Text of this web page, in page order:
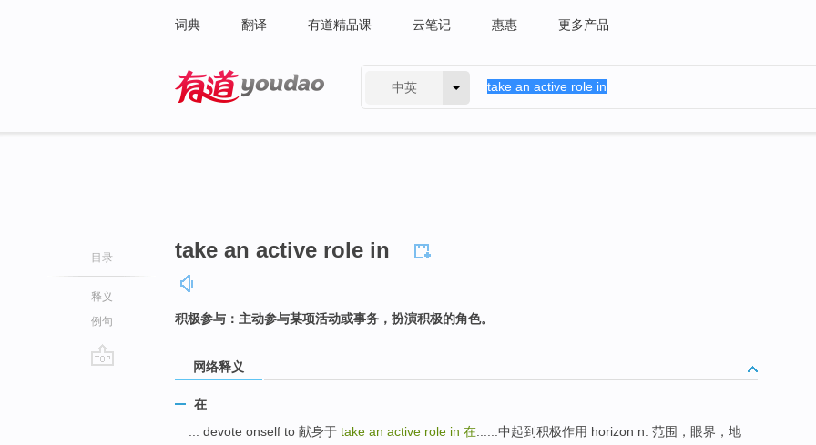
词典 翻译 有道精品课 云笔记 惠惠 更多产品
中英
目录
释义
例句
take an active role in
积极参与：主动参与某项活动或事务，扮演积极的角色。
网络释义
在
... devote onself to 献身于 take an active role in 在 ......中起到积极作用 horizon n. 范围，眼界，地